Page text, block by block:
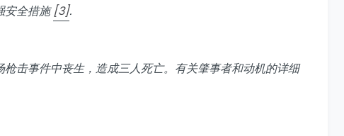
安全措施[3].
击事件中丧生，造成三人死亡。有关肇事者和动机的详细